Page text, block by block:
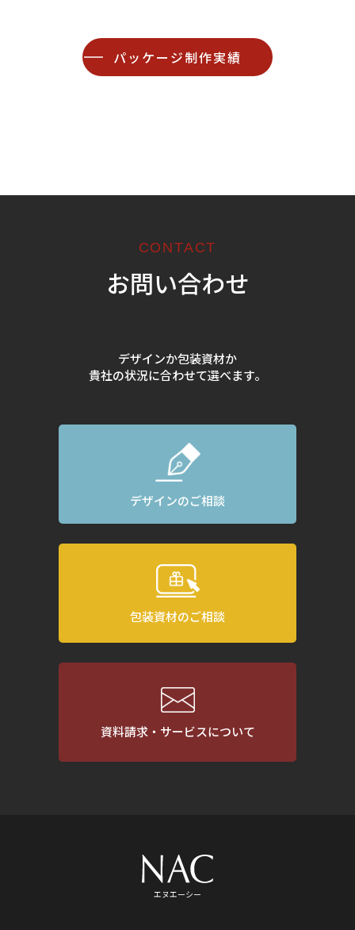
パッケージ制作実績
CONTACT
お問い合わせ
デザインか包装資材か
貴社の状況に合わせて選べます。
デザインのご相談
包装資材のご相談
資料請求・サービスについて
エヌエーシー